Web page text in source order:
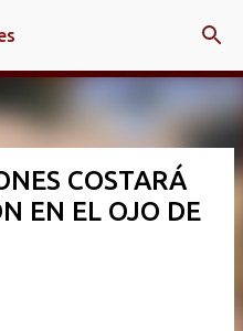
principal
COSTARÁ
EN EL OJO DE